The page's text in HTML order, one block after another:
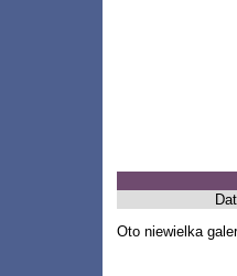
Oto niewielka